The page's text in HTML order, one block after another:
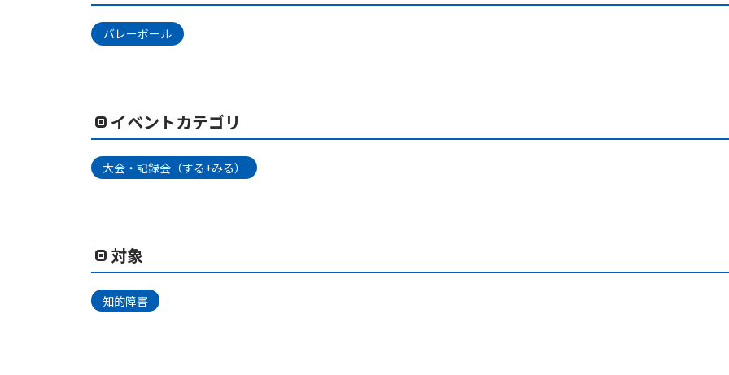
バレーボール
イベントカテゴリ
大会・記録会（する+みる）
対象
知的障害